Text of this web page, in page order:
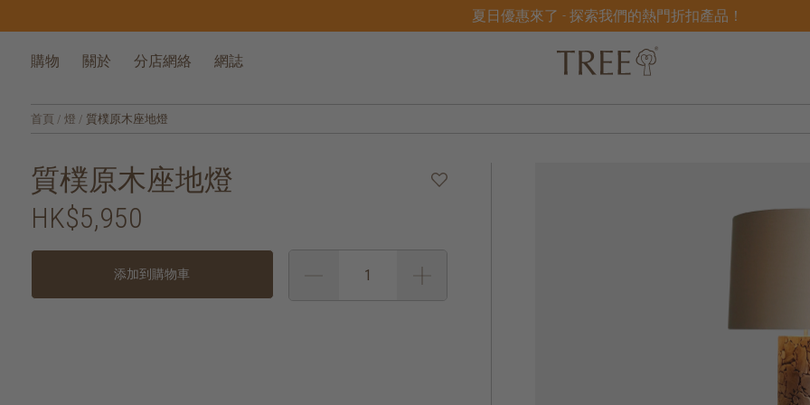
夏日優惠來了 - 探索我們的熱門折扣產品！
購物 關於 分店網絡 網誌
首頁 / 燈 / 質樸原木座地燈
質樸原木座地燈
HK$5,950
添加到購物車